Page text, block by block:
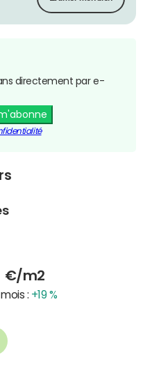
directement par e-
€/m2
: +19 %